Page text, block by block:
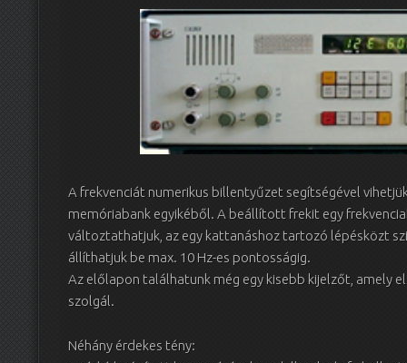
A frekvenciát numerikus billentyűzet segítségével
memóriabank egyikéből. A beállított frekit egy
változtathatjuk, az egy kattanáshoz tartozó lépésközt
állíthatjuk be max. 10 Hz-es pontosságig.
Az előlapon találhatunk még egy kisebb kijelzőt, amely
szolgál.
Néhány érdekes tény: